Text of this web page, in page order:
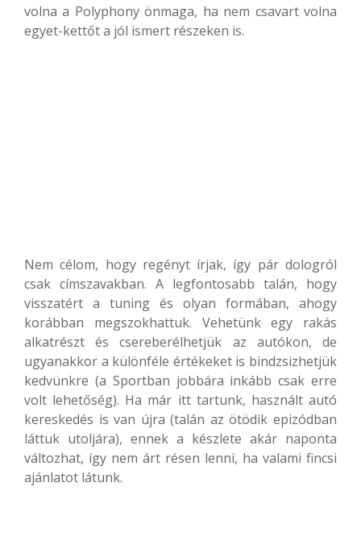
volna a Polyphony önmaga, ha nem csavart volna
egyet-kettőt a jól ismert részeken is.
Nem célom, hogy regényt írjak, így pár dologról
csak címszavakban. A legfontosabb talán, hogy
visszatért a tuning és olyan formában, ahogy
korábban megszokhattuk. Vehetünk egy rakás
alkatrészt és csereberélhetjük az autókon, de
ugyanakkor a különféle értékeket is bindzsizhetjük
kedvünkre (a Sportban jobbára inkább csak erre
volt lehetőség). Ha már itt tartunk, használt autó
kereskedés is van újra (talán az ötödik epizódban
láttuk utoljára), ennek a készlete akár naponta
változhat, így nem árt résen lenni, ha valami fincsi
ajánlatot látunk.